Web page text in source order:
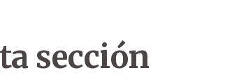
sección